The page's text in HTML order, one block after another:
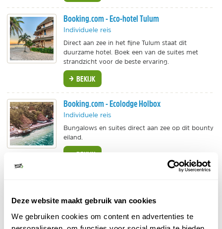
Deze website maakt gebruik van cookies
We gebruiken cookies om content en advertenties te
Booking.com - Eco-hotel Tulum
Individuele reis
Direct aan zee in het fijne Tulum staat dit
duurzame hotel. Boek een van de suites met
strandzicht voor de beste ervaring.
BEKIJK
Booking.com - Ecolodge Holbox
Individuele reis
Bungalows en suites direct aan zee op dit bounty
eiland.
BEKIJK
Voor wie het fijn vindt in een groter resort te
overnachten dat wel goed bezig is met